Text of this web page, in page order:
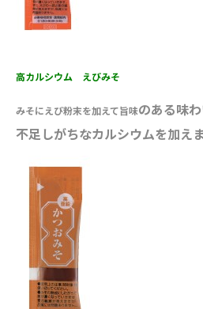
高カルシウム えびみそ
みそにえび粉末を加えて旨味のある味
不足しがちなカルシウムを加えま